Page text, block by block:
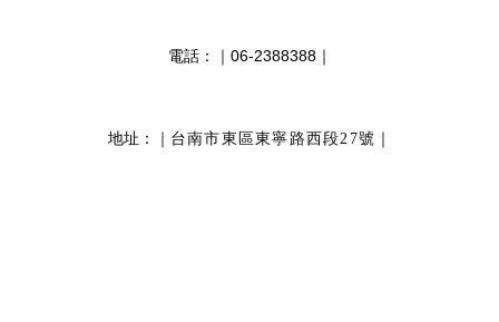
電話：｜ 06-2388388｜
地址：｜ 台南市東區東寧路西段27號 ｜